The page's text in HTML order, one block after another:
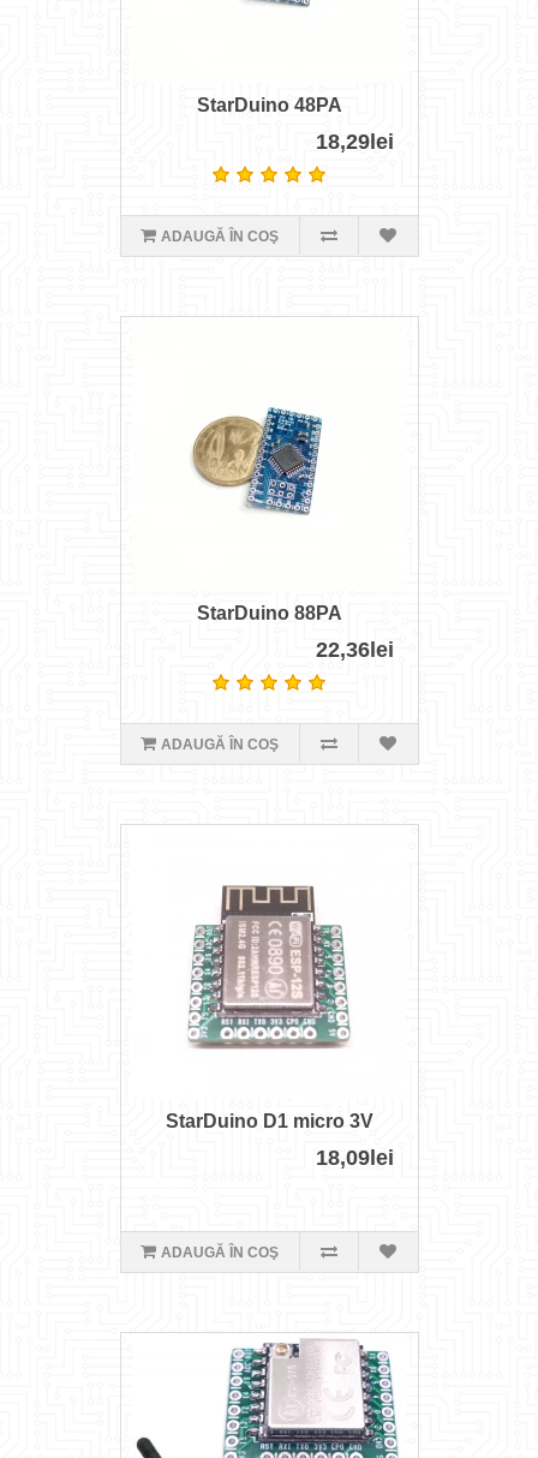
StarDuino 48PA
18,29lei
ADAUGĂ ÎN COŞ
StarDuino 88PA
22,36lei
ADAUGĂ ÎN COŞ
StarDuino D1 micro 3V
18,09lei
ADAUGĂ ÎN COŞ